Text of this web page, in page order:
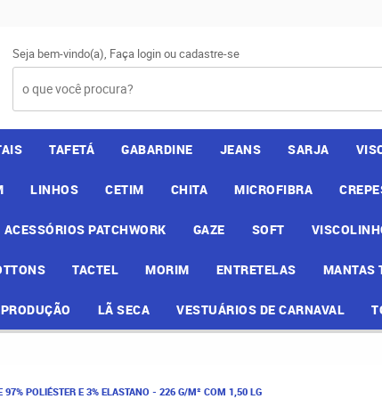
Seja bem-vindo(a), Faça loginoucadastre-se
TAFETÁ GABARDINE JEANS SARJA
LINHOS CETIM CHITA MICROFIBRA
ACESSÓRIOS PATCHWORK GAZE SOFT
TACTEL MORIM ENTRETELAS MANTAS
LÃ SECA VESTUÁRIOS DE CARNAVAL
97% POLIÉSTER E 3% ELASTANO - 226 G/M² COM 1,50 LG